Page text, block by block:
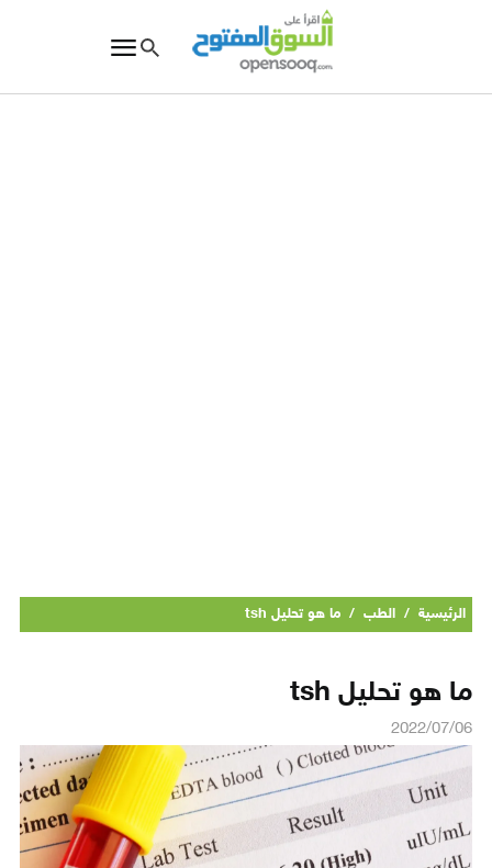
الرئيسية / الطب / ما هو تحليل tsh
ما هو تحليل tsh
2022/07/06